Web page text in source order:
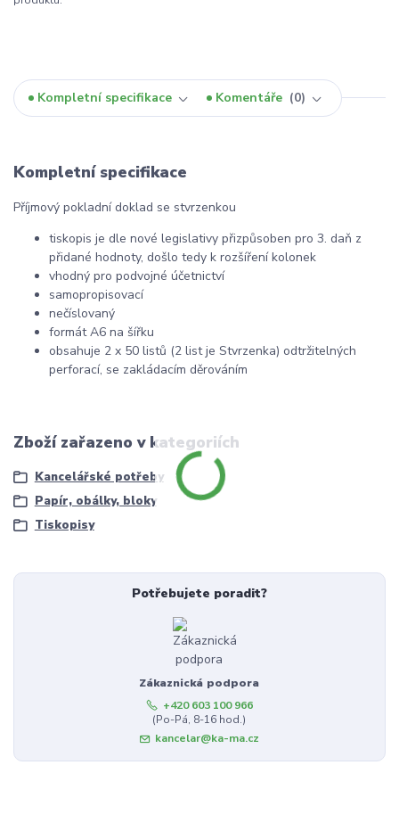
Kompletní specifikace Komentáře 0
Kompletní specifikace
Příjmový pokladní doklad se stvrzenkou
tiskopis je dle nové legislativy přizpůsoben pro 3. daň z
přidané hodnoty, došlo tedy k rozšíření kolonek
vhodný pro podvojné účetnictví
samopropisovací
nečíslovaný
formát A6 na šířku
obsahuje 2 x 50 listů (2 list je Stvrzenka) odtržitelných
perforací, se zakládacím děrováním
Zboží zařazeno v kategoriích
Kancelářské potřeby
Papír, obálky, bloky
Tiskopisy
Potřebujete poradit?
Zákaznická podpora
+420 603 100 966
(Po-Pá, 8-16 hod.)
kancelar@ka-ma.cz